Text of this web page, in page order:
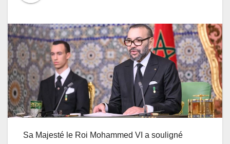
Sa Majesté le Roi Mohammed VI a souligné